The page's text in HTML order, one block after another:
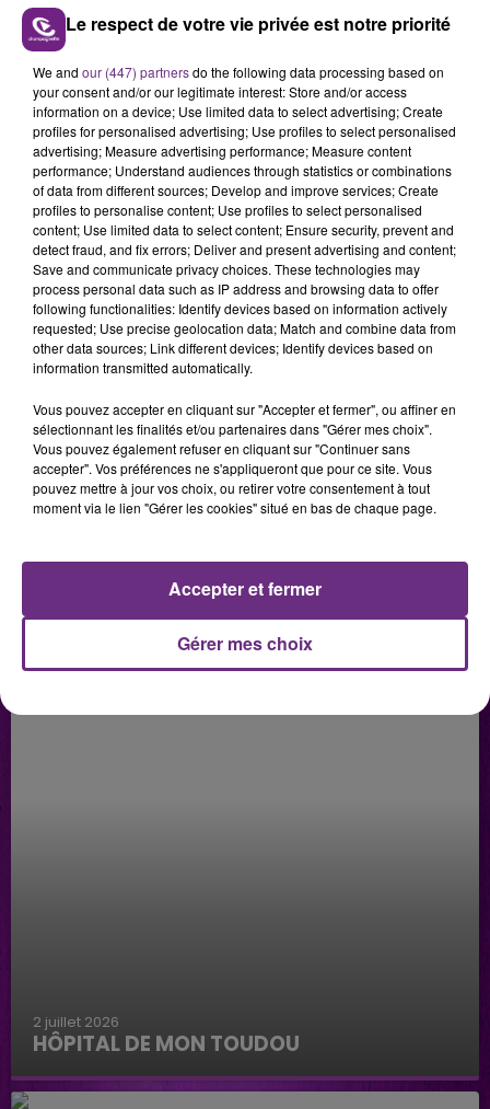
29 juillet 2026
GAGNEZ VOS INVITATIONS VIP POUR LES
CONCERTS DE FOIRE EN SCÈNE 2026
29 juillet 2026
GAGNEZ VOTRE SÉJOUR AU CENTER
PARCS DU LAC D’AILETTE AVEC
CHAMPAGNE FM
LES PODCASTS
2 juillet 2026
HÔPITAL DE MON TOUDOU
Hôpital de mon Toudou
Le respect de votre vie privée est notre priorité
We and our (447) partnersdo the following data processing based on
your consent and/or our legitimate interest: Store and/or access
information on a device; Use limited data to select advertising; Create
profiles for personalised advertising; Use profiles to select personalised
advertising; Measure advertising performance; Measure content
performance; Understand audiences through statistics or combinations
of data from different sources; Develop and improve services; Create
profiles to personalise content; Use profiles to select personalised
content; Use limited data to select content; Ensure security, prevent and
detect fraud, and fix errors; Deliver and present advertising and content;
Save and communicate privacy choices. These technologies may
process personal data such as IP address and browsing data to offer
following functionalities: Identify devices based on information actively
requested; Use precise geolocation data; Match and combine data from
other data sources; Link different devices; Identify devices based on
information transmitted automatically.
Vous pouvez accepter en cliquant sur "Accepter et fermer", ou affiner en
sélectionnant les finalités et/ou partenaires dans "Gérer mes choix".
Vous pouvez également refuser en cliquant sur "Continuer sans
accepter". Vos préférences ne s'appliqueront que pour ce site. Vous
pouvez mettre à jour vos choix, ou retirer votre consentement à tout
moment via le lien "Gérer les cookies" situé en bas de chaque page.
Gérer mes choix
Accepter et fermer